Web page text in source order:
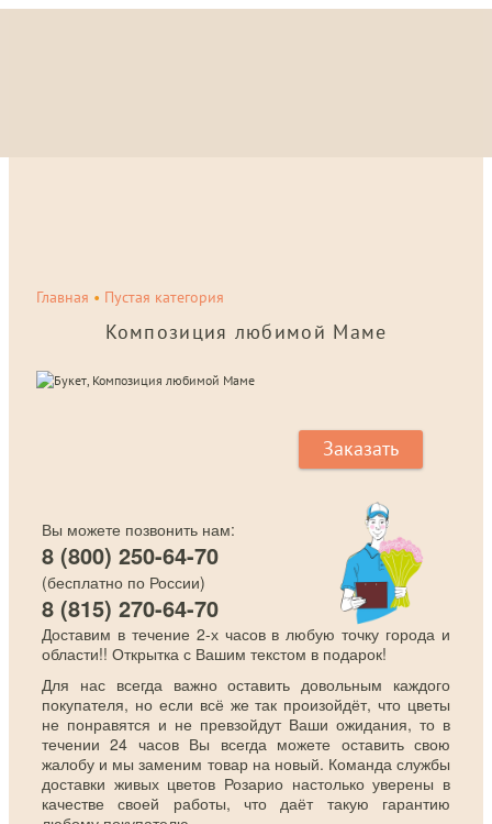
Главная • Пустая категория
Композиция любимой Маме
Заказать
Вы можете позвонить нам:
8 (800) 250-64-70
(бесплатно по России)
8 (815) 270-64-70
Доставим в течение 2-х часов в любую точку города и
области!! Открытка с Вашим текстом в подарок!
Для нас всегда важно оставить довольным каждого
покупателя, но если всё же так произойдёт, что цветы
не понравятся и не превзойдут Ваши ожидания, то в
течении 24 часов Вы всегда можете оставить свою
жалобу и мы заменим товар на новый. Команда службы
доставки живых цветов Розарио настолько уверены в
качестве своей работы, что даёт такую гарантию